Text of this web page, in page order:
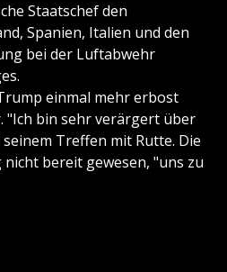
Staatschef den
Spanien, Italien und den
bei der Luftabwehr
einmal mehr erbost
"Ich bin sehr verärgert über
Treffen mit Rutte. Die
bereit gewesen, "uns zu